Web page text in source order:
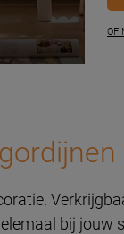
OF
bij jouw